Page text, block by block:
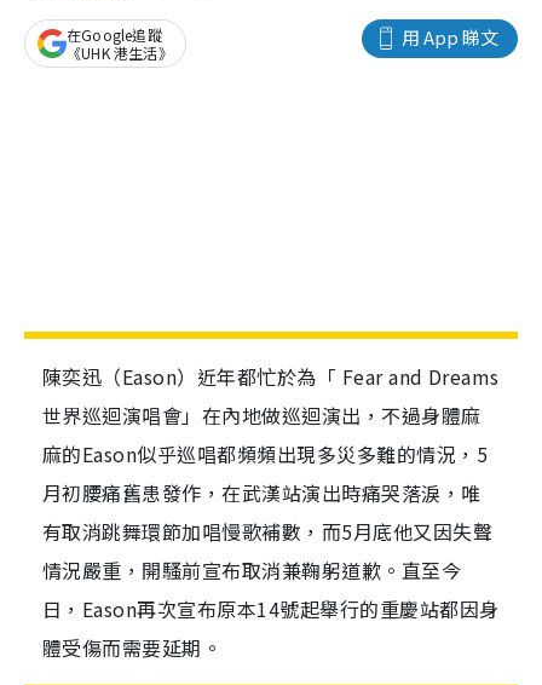
用 App 睇文
在Google追蹤
《UHK 港生活》
陳奕迅（Eason）近年都忙於為「 Fear and Dreams
世界巡迴演唱會」在內地做巡迴演出，不過身體麻
麻的Eason似乎巡唱都頻頻出現多災多難的情況，5
月初腰痛舊患發作，在武漢站演出時痛哭落淚，唯
有取消跳舞環節加唱慢歌補數，而5月底他又因失聲
情況嚴重，開騷前宣布取消兼鞠躬道歉。直至今
日，Eason再次宣布原本14號起舉行的重慶站都因身
體受傷而需要延期。